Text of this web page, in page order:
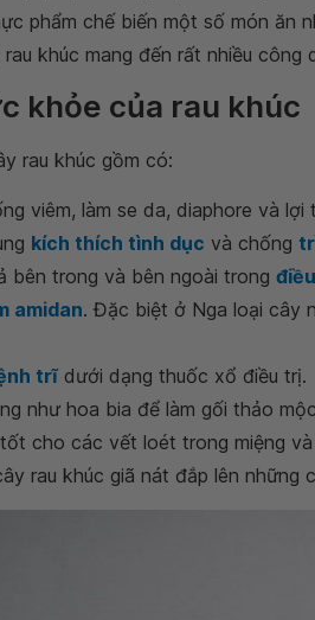
phẩm chế biến một số món ăn
khúc mang đến rất nhiều
khỏe của rau khúc
rau khúc gồm có:
viêm, làm se da, diaphore và lợi
kích thích tình dục và chống
bên trong và bên ngoài trong
amidan. Đặc biệt ở Nga loại cây
trĩ dưới dạng thuốc xổ điều trị.
như hoa bia để làm gối thảo
cho các vết loét trong miệng
rau khúc giã nát đắp lên những